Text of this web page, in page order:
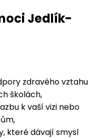
Jedlík-
zdravého vztahu
školách,
k vaší vizi nebo
které dávají smysl